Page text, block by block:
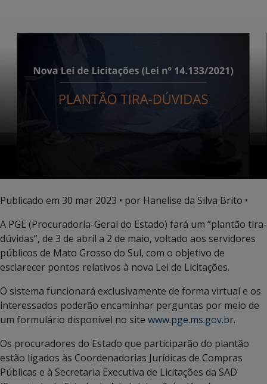
Publicado em 30 mar 2023 • por Hanelise da Silva Brito •
A PGE (Procuradoria-Geral do Estado) fará um “plantão tira-
dúvidas”, de 3 de abril a 2 de maio, voltado aos servidores
públicos de Mato Grosso do Sul, com o objetivo de
esclarecer pontos relativos à nova Lei de Licitações.
O sistema funcionará exclusivamente de forma virtual e os
interessados poderão encaminhar perguntas por meio de
um formulário disponível no site www.pge.ms.gov.br.
Os procuradores do Estado que participarão do plantão
estão ligados às Coordenadorias Jurídicas de Compras
Públicas e à Secretaria Executiva de Licitações da SAD